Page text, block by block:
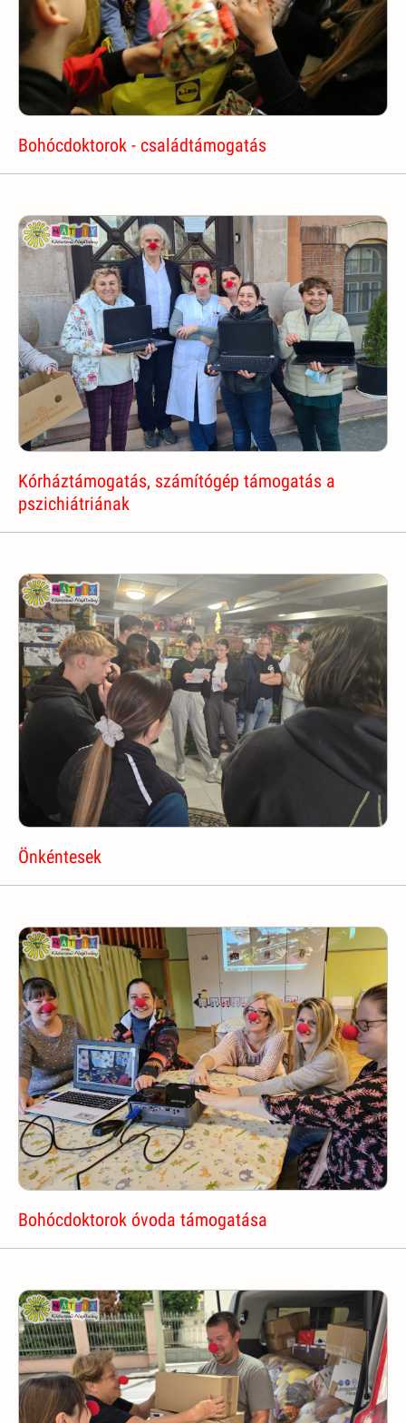
Bohócdoktorok - családtámogatás
Kórháztámogatás, számítógép támogatás a
pszichiátriának
Önkéntesek
Bohócdoktorok óvoda támogatása